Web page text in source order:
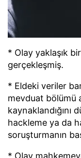
* Olay yaklaşık
gerçekleşmiş.
* Eldeki veriler
mevduat bölümü
kaynaklandığını
hackleme ya da
soruşturmanın
* Olay